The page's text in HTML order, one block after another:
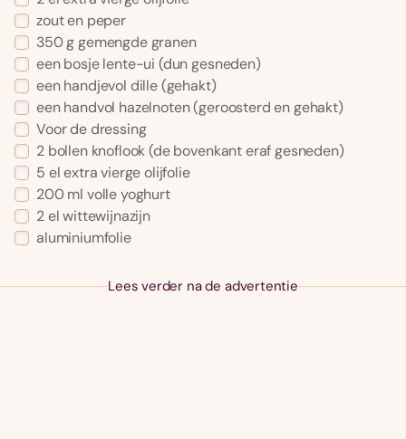
zout en peper
350 g gemengde granen
een bosje lente-ui (dun gesneden)
een handjevol dille (gehakt)
een handvol hazelnoten (geroosterd en gehakt)
Voor de dressing
2 bollen knoflook (de bovenkant eraf gesneden)
5 el extra vierge olijfolie
200 ml volle yoghurt
2 el wittewijnazijn
aluminiumfolie
Lees verder na de advertentie